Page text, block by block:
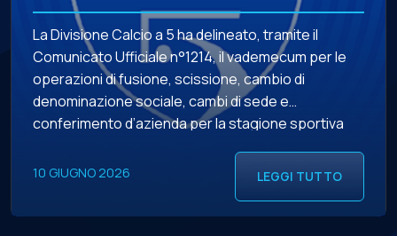
La Divisione Calcio a 5 ha delineato, tramite il
Comunicato Ufficiale n°1214, il vademecum per le
operazioni di fusione, scissione, cambio di
denominazione sociale, cambi di sede e
conferimento d’azienda per la stagione sportiva
essere effettuate a partire da oggi, mercoledì 10
10 GIUGNO 2026 LEGGI TUTTO